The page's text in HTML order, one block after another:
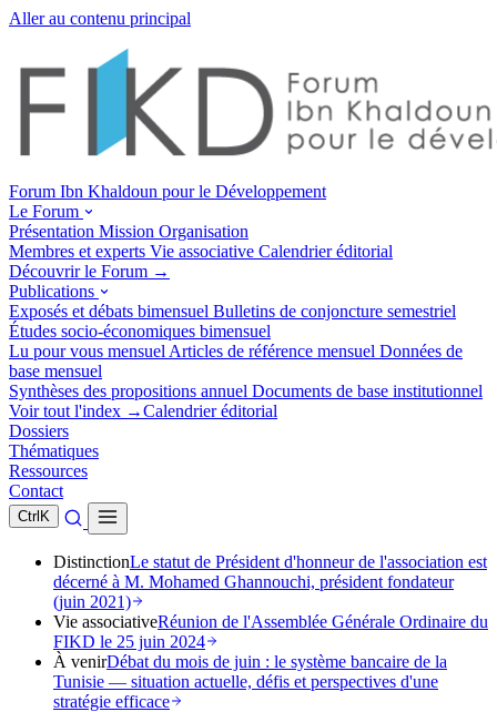
Aller au contenu principal
Forum Ibn Khaldoun pour le Développement
Le Forum
Présentation Mission Organisation
Membres et experts Vie associative Calendrier éditorial
Découvrir le Forum →
Publications
Exposés et débats bimensuel Bulletins de conjoncture semestriel
Études socio-économiques bimensuel
Lu pour vous mensuel Articles de référence mensuel Données de
base mensuel
Synthèses des propositions annuel Documents de base institutionnel
Voir tout l'index →Calendrier éditorial
Dossiers
Thématiques
Ressources
Contact
Ctrl K
DistinctionLe statut de Président d'honneur de l'association est
décerné à M. Mohamed Ghannouchi, président fondateur
(juin 2021)
Vie associativeRéunion de l'Assemblée Générale Ordinaire du
FIKD le 25 juin 2024
À venirDébat du mois de juin : le système bancaire de la
Tunisie — situation actuelle, défis et perspectives d'une
stratégie efficace